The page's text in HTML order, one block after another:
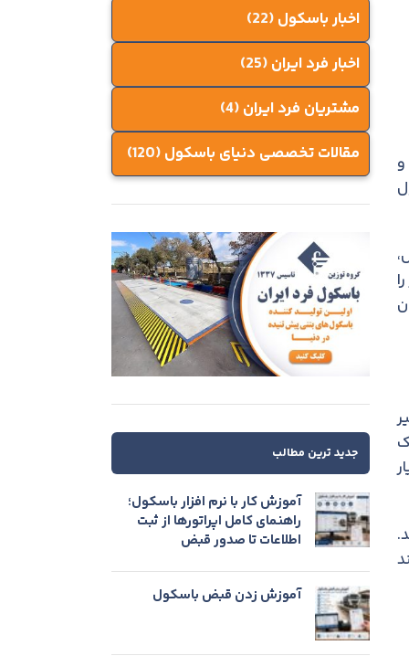
استان
اخبار باسکول(22)
اخبار فرد ایران(25)
مشتریان فرد ایران(4)
مقالات تخصصی دنیای باسکول(120)
جدید ترین مطالب
آموزش کار با نرم افزار باسکول؛
راهنمای کامل اپراتورها از ثبت
اطلاعات تا صدور قبض
آموزش زدن قبض باسکول